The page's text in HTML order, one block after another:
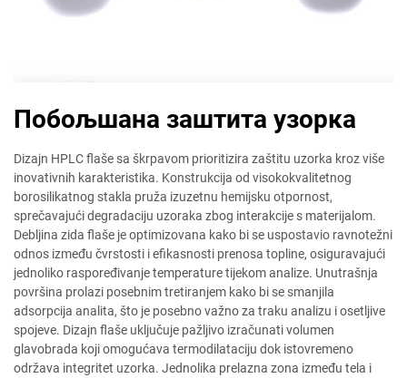
Побољшана заштита узорка
Dizajn HPLC flaše sa škrpavom prioritizira zaštitu uzorka kroz više
inovativnih karakteristika. Konstrukcija od visokokvalitetnog
borosilikatnog stakla pruža izuzetnu hemijsku otpornost,
sprečavajući degradaciju uzoraka zbog interakcije s materijalom.
Debljina zida flaše je optimizovana kako bi se uspostavio ravnotežni
odnos između čvrstosti i efikasnosti prenosa topline, osiguravajući
jednoliko raspoređivanje temperature tijekom analize. Unutrašnja
površina prolazi posebnim tretiranjem kako bi se smanjila
adsorpcija analita, što je posebno važno za traku analizu i osetljive
spojeve. Dizajn flaše uključuje pažljivo izračunati volumen
glavobrada koji omogućava termodilataciju dok istovremeno
održava integritet uzorka. Jednolika prelazna zona između tela i